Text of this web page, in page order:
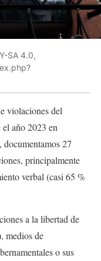
SA 4.0,
violaciones del
año 2023 en
documentamos 27
principalmente
verbal (casi 65 %
a la libertad de
medios de
o sus